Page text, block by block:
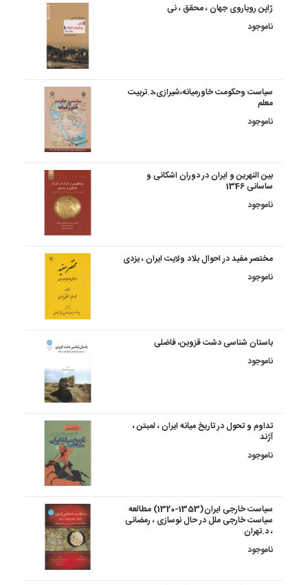
ژاپن رویاروی جهان ، محقق ، نی
ناموجود
سیاست وحکومت خاورمیانه،شیرازی،د.تربیت
معلم
ناموجود
بین النهرین و ایران در دوران اشکانی و
ساسانی 1346
ناموجود
مختصر مفید در احوال بلاد ولایت ایران ، یزدی
ناموجود
باستان شناسی دشت قزوین، فاضلی
ناموجود
تداوم و تحول در تاریخ میانه ایران ، لمبتن ،
آژند
ناموجود
سیاست خارجی ایران(1353-1320) مطالعه
سیاست خارجی ملل در حال نوسازی ، رمضانی
، د.تهران
ناموجود